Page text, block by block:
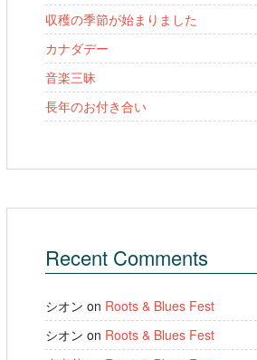
収穫の季節が始まりました
カナダデー
音楽三昧
長年のお付き合い
Recent Comments
シオン on Roots & Blues Fest
シオン on Roots & Blues Fest